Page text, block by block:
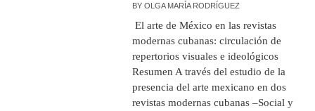
BYOLGA MARÍA RODRÍGUEZ
El arte de México en las revistas
modernas cubanas: circulación de
repertorios visuales e ideológicos
Resumen A través del estudio de la
presencia del arte mexicano en dos
revistas modernas cubanas –Social y